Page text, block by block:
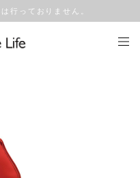
行っておりません。